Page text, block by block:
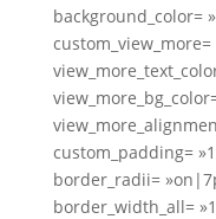
background_color=
custom_view_more=
custom_padding=
border_radii=
border_width_all=